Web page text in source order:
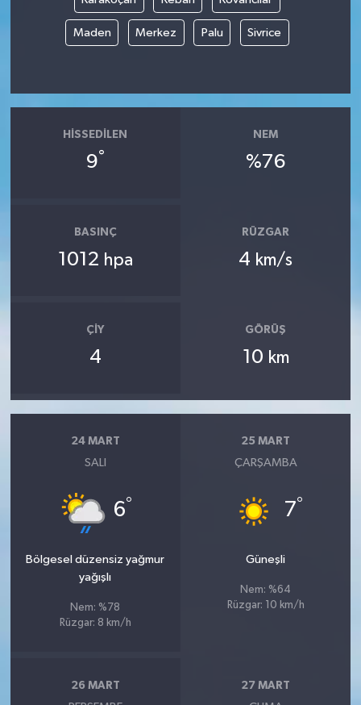
Maden Merkez Palu Sivrice
HISSEDILEN
9°
NEM
%76
BASINÇ
1012 hpa
RÜZGAR
4 km/s
ÇIY
4
GÖRÜŞ
10 km
24 MART
SALI
6°
Bölgesel düzensiz yağmur
yağışlı
Nem: %78
Rüzgar: 8 km/h
25 MART
ÇARŞAMBA
7°
Güneşli
Nem: %64
Rüzgar: 10 km/h
26 MART 27 MART